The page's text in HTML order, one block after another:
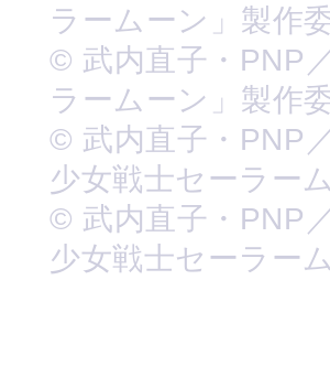
ラームーン」製作
© 武内直子・PNP
ラームーン」製作
© 武内直子・PNP
少女戦士セーラー
© 武内直子・PNP
少女戦士セーラー